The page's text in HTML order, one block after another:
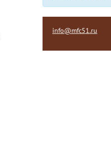
info@mfc51.ru